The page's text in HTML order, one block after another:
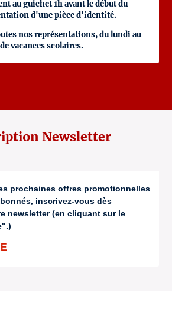
Newsletter
prochaines offres promotionnelles
inscrivez-vous dès
newsletter (en cliquant sur le
au guichet 1h avant le début du
d'une pièce d'identité.
nos représentations, du lundi au
vacances scolaires.